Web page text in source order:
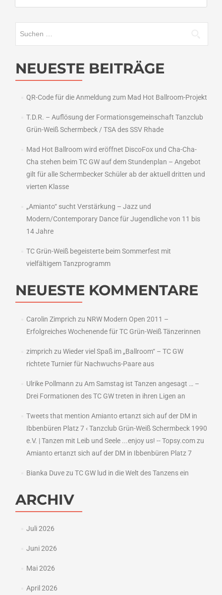
Jugend
des
Tanzens
am
in
GGS-
Sporthalle
NEUESTE BEITRÄGE
QR-Code für die Anmeldung zum Mad Hot Ballroom-Projekt
T.D.R. – Auflösung der Formationsgemeinschaft Tanzclub
Grün-Weiß Schermbeck / TSA des SSV Rhade
Mad Hot Ballroom wird eröffnet DiscoFox und Cha-Cha-
Cha stehen beim TC GW auf dem Stundenplan – Angebot
gilt für alle Schermbecker Schüler ab der aktuell dritten und
vierten Klasse
„Amianto“ sucht Verstärkung – Jazz und
Modern/Contemporary Dance für Jugendliche von 11 bis
14 Jahre
TC Grün-Weiß begeisterte beim Sommerfest mit
vielfältigem Tanzprogramm
NEUESTE KOMMENTARE
Carolin Zimprich zu NRW Modern Open 2011 –
Erfolgreiches Wochenende für TC Grün-Weiß Tänzerinnen
zimprich zu Wieder viel Spaß im „Ballroom“ – TC GW
richtete Turnier für Nachwuchs-Paare aus
Ulrike Pollmann zu Am Samstag ist Tanzen angesagt … –
Drei Formationen des TC GW treten in ihren Ligen an
Tweets that mention Amianto ertanzt sich auf der DM in
Ibbenbüren Platz 7 ‹ Tanzclub Grün-Weiß Schermbeck 1990
e.V. | Tanzen mit Leib und Seele ...enjoy us! -- Topsy.comzu
Amianto ertanzt sich auf der DM in Ibbenbüren Platz 7
Bianka Duvezu TC GW lud in die Welt des Tanzens ein
ARCHIV
Juli 2026
Juni 2026
Mai 2026
April 2026